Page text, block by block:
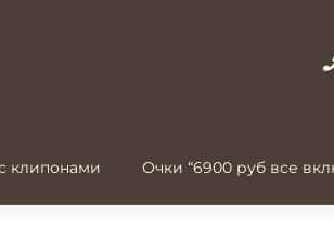
клипонами Очки “6900 руб все